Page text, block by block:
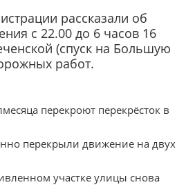
рассказали об
с 22.00 до 6 часов 16
(спуск на Большую
работ.
перекроют перекрёсток в
перекрыли движение на двух
участке улицы снова